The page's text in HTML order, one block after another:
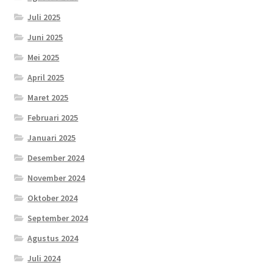
Juli 2025
Juni 2025
Mei 2025
April 2025
Maret 2025
Februari 2025
Januari 2025
Desember 2024
November 2024
Oktober 2024
September 2024
Agustus 2024
Juli 2024